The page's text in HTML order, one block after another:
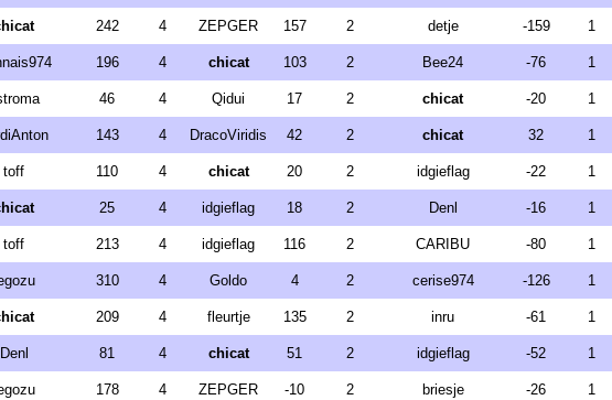
242 4 ZEPGER 157 2 detje -159 1
196 4 chicat 103 2 Bee24 -76 1
46 4 Qidui 17 2 chicat -20 1
143 4 DracoViridis 42 2 chicat 32 1
toff 110 4 chicat 20 2 idgieflag -22 1
25 4 idgieflag 18 2 Denl -16 1
toff 213 4 idgieflag 116 2 CARIBU -80 1
310 4 Goldo 4 2 cerise974 -126 1
209 4 fleurtje 135 2 inru -61 1
Denl 81 4 chicat 51 2 idgieflag -52 1
178 4 ZEPGER -10 2 briesje -26 1